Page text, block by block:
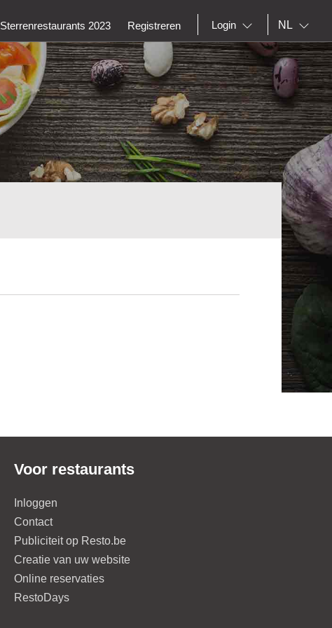
Sterrenrestaurants 2023 Registreren Login NL
Voor restaurants
Inloggen
Contact
Publiciteit op Resto.be
Creatie van uw website
Online reservaties
RestoDays